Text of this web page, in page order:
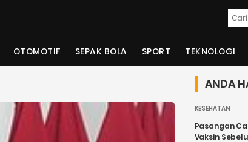
OTOMOTIF SEPAK BOLA SPORT TEKNOLOGI
ANDA
KESEHATAN
Pasangan
Vaksin